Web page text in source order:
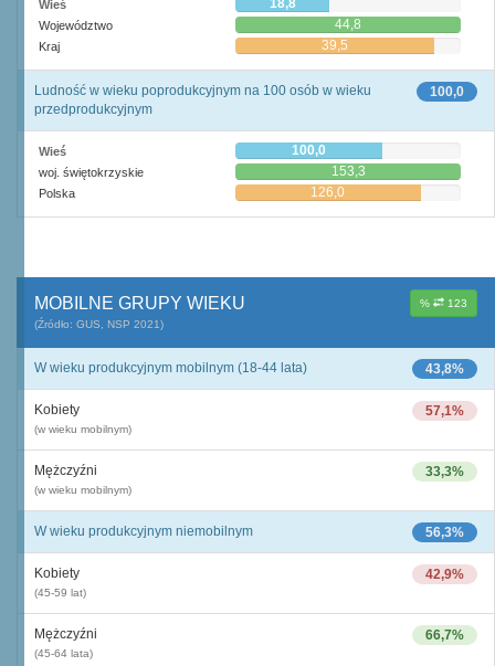
Wieś 18,8
Województwo 44,8
Kraj 39,5
100,0
Ludność w wieku poprodukcyjnym na 100 osób w wieku
przedprodukcyjnym
Wieś 100,0
woj. świętokrzyskie 153,3
Polska 126,0
% 123
MOBILNE GRUPY WIEKU
(Źródło: GUS, NSP 2021)
43,8%
W wieku produkcyjnym mobilnym (18-44 lata)
57,1%
Kobiety
(w wieku mobilnym)
33,3%
Mężczyźni
(w wieku mobilnym)
56,3%
W wieku produkcyjnym niemobilnym
42,9%
Kobiety
(45-59 lat)
66,7%
Mężczyźni
(45-64 lata)